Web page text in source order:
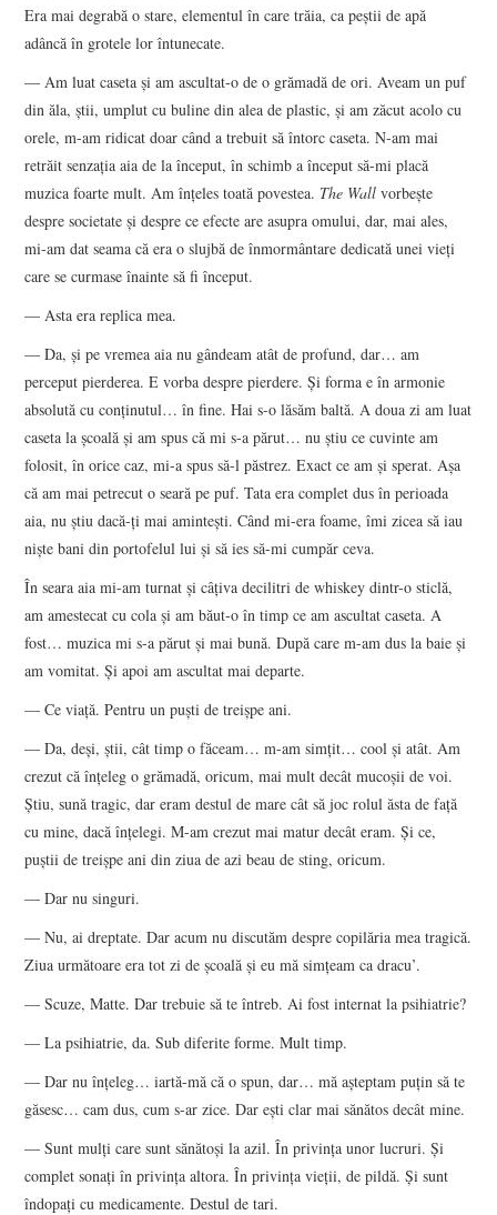
Era mai degrabă o stare, elementul în care trăia, ca peştii de apă
adâncă în grotele lor întunecate.
— Am luat caseta şi am ascultat-o de o grămadă de ori. Aveam un puf
din ăla, ştii, umplut cu buline din alea de plastic, şi am zăcut acolo cu
orele, m-am ridicat doar când a trebuit să întorc caseta. N-am mai
retrăit senzaţia aia de la început, în schimb a început să-mi placă
muzica foarte mult. Am înţeles toată povestea. The Wall vorbeşte
despre societate şi despre ce efecte are asupra omului, dar, mai ales,
mi-am dat seama că era o slujbă de înmormântare dedicată unei vieţi
care se curmase înainte să fi început.
— Asta era replica mea.
— Da, şi pe vremea aia nu gândeam atât de profund, dar… am
perceput pierderea. E vorba despre pierdere. Şi forma e în armonie
absolută cu conţinutul… în fine. Hai s-o lăsăm baltă. A doua zi am luat
caseta la şcoală şi am spus că mi s-a părut… nu ştiu ce cuvinte am
folosit, în orice caz, mi-a spus să-l păstrez. Exact ce am şi sperat. Aşa
că am mai petrecut o seară pe puf. Tata era complet dus în perioada
aia, nu ştiu dacă-ţi mai aminteşti. Când mi-era foame, îmi zicea să iau
nişte bani din portofelul lui şi să ies să-mi cumpăr ceva.
În seara aia mi-am turnat şi câţiva decilitri de whiskey dintr-o sticlă,
am amestecat cu cola şi am băut-o în timp ce am ascultat caseta. A
fost… muzica mi s-a părut şi mai bună. După care m-am dus la baie şi
am vomitat. Şi apoi am ascultat mai departe.
— Ce viaţă. Pentru un puşti de treişpe ani.
— Da, deşi, ştii, cât timp o făceam… m-am simţit… cool şi atât. Am
crezut că înţeleg o grămadă, oricum, mai mult decât mucoşii de voi.
Ştiu, sună tragic, dar eram destul de mare cât să joc rolul ăsta de faţă
cu mine, dacă înţelegi. M-am crezut mai matur decât eram. Şi ce,
puştii de treişpe ani din ziua de azi beau de sting, oricum.
— Dar nu singuri.
— Nu, ai dreptate. Dar acum nu discutăm despre copilăria mea tragică.
Ziua următoare era tot zi de şcoală şi eu mă simţeam ca dracu’.
— Scuze, Matte. Dar trebuie să te întreb. Ai fost internat la psihiatrie?
— La psihiatrie, da. Sub diferite forme. Mult timp.
— Dar nu înţeleg… iartă-mă că o spun, dar… mă aşteptam puţin să te
găsesc… cam dus, cum s-ar zice. Dar eşti clar mai sănătos decât mine.
— Sunt mulţi care sunt sănătoşi la azil. În privinţa unor lucruri. Şi
complet sonaţi în privinţa altora. În privinţa vieţii, de pildă. Şi sunt
îndopaţi cu medicamente. Destul de tari.